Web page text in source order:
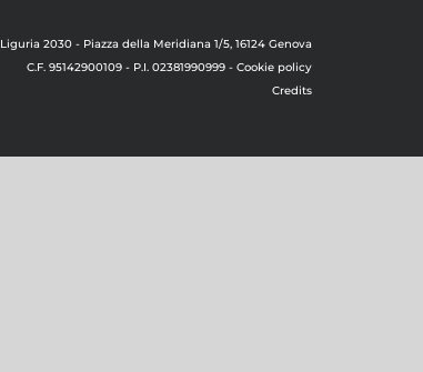
Liguria 2030 - Piazza della Meridiana 1/5, 16124 Genova
C.F. 95142900109 - P.I. 02381990999 - Cookie policy
Credits